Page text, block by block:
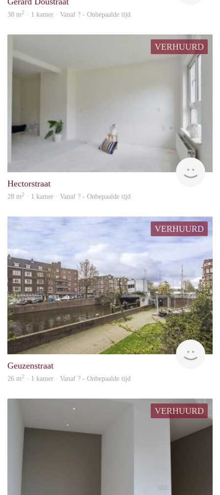
38 m2 · 1 kamer · Vanaf ? - Onbepaalde tijd
VERHUURD
Hectorstraat
28 m2 · 1 kamer · Vanaf ? - Onbepaalde tijd
VERHUURD
Geuzenstraat
26 m2 · 1 kamer · Vanaf ? - Onbepaalde tijd
VERHUURD